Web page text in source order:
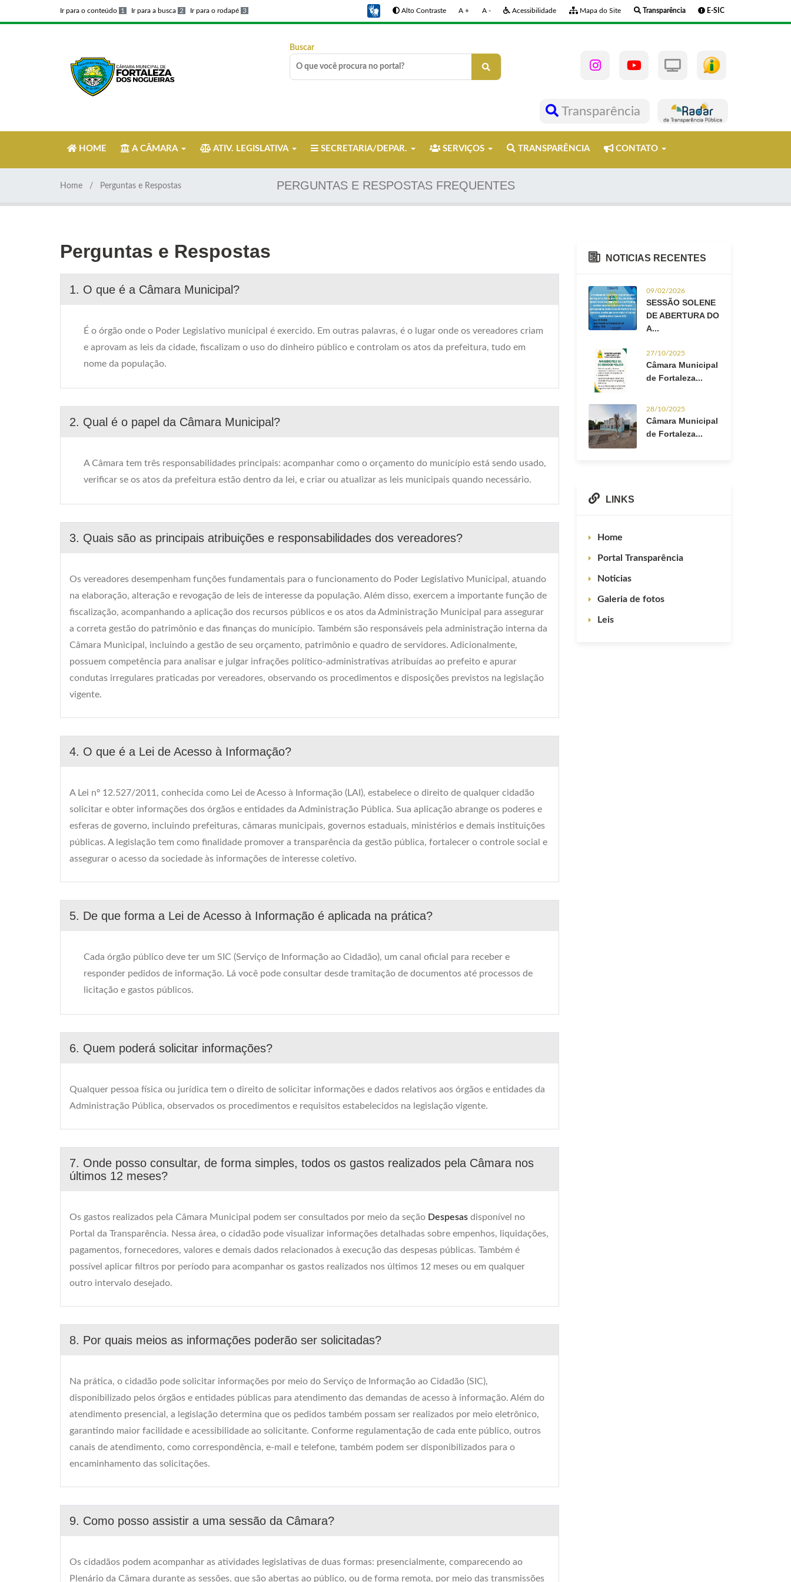
Ir para o conteúdo 1 Ir para a busca 2 Ir para o rodapé 3 Alto Contraste A + A - Acessibilidade Mapa do Site Transparência E-SIC
Buscar
Transparência
HOME A CÂMARA ATIV. LEGISLATIVA SECRETARIA/DEPAR. SERVIÇOS TRANSPARÊNCIA CONTATO
PERGUNTAS E RESPOSTAS FREQUENTES
Home Perguntas e Respostas
Perguntas e Respostas
1. O que é a Câmara Municipal?
É o órgão onde o Poder Legislativo municipal é exercido. Em outras palavras, é o lugar onde os vereadores criam
e aprovam as leis da cidade, fiscalizam o uso do dinheiro público e controlam os atos da prefeitura, tudo em
nome da população.
2. Qual é o papel da Câmara Municipal?
A Câmara tem três responsabilidades principais: acompanhar como o orçamento do município está sendo usado,
verificar se os atos da prefeitura estão dentro da lei, e criar ou atualizar as leis municipais quando necessário.
3. Quais são as principais atribuições e responsabilidades dos vereadores?
Os vereadores desempenham funções fundamentais para o funcionamento do Poder Legislativo Municipal, atuando
na elaboração, alteração e revogação de leis de interesse da população. Além disso, exercem a importante função de
fiscalização, acompanhando a aplicação dos recursos públicos e os atos da Administração Municipal para assegurar
a correta gestão do patrimônio e das finanças do município. Também são responsáveis pela administração interna da
Câmara Municipal, incluindo a gestão de seu orçamento, patrimônio e quadro de servidores. Adicionalmente,
possuem competência para analisar e julgar infrações político-administrativas atribuídas ao prefeito e apurar
condutas irregulares praticadas por vereadores, observando os procedimentos e disposições previstos na legislação
vigente.
4. O que é a Lei de Acesso à Informação?
A Lei nº 12.527/2011, conhecida como Lei de Acesso à Informação (LAI), estabelece o direito de qualquer cidadão
solicitar e obter informações dos órgãos e entidades da Administração Pública. Sua aplicação abrange os poderes e
esferas de governo, incluindo prefeituras, câmaras municipais, governos estaduais, ministérios e demais instituições
públicas. A legislação tem como finalidade promover a transparência da gestão pública, fortalecer o controle social e
assegurar o acesso da sociedade às informações de interesse coletivo.
5. De que forma a Lei de Acesso à Informação é aplicada na prática?
Cada órgão público deve ter um SIC (Serviço de Informação ao Cidadão), um canal oficial para receber e
responder pedidos de informação. Lá você pode consultar desde tramitação de documentos até processos de
licitação e gastos públicos.
6. Quem poderá solicitar informações?
Qualquer pessoa física ou jurídica tem o direito de solicitar informações e dados relativos aos órgãos e entidades da
Administração Pública, observados os procedimentos e requisitos estabelecidos na legislação vigente.
7. Onde posso consultar, de forma simples, todos os gastos realizados pela Câmara nos
últimos 12 meses?
Os gastos realizados pela Câmara Municipal podem ser consultados por meio da seção Despesas disponível no
Portal da Transparência. Nessa área, o cidadão pode visualizar informações detalhadas sobre empenhos, liquidações,
pagamentos, fornecedores, valores e demais dados relacionados à execução das despesas públicas. Também é
possível aplicar filtros por período para acompanhar os gastos realizados nos últimos 12 meses ou em qualquer
outro intervalo desejado.
8. Por quais meios as informações poderão ser solicitadas?
Na prática, o cidadão pode solicitar informações por meio do Serviço de Informação ao Cidadão (SIC),
disponibilizado pelos órgãos e entidades públicas para atendimento das demandas de acesso à informação. Além do
atendimento presencial, a legislação determina que os pedidos também possam ser realizados por meio eletrônico,
garantindo maior facilidade e acessibilidade ao solicitante. Conforme regulamentação de cada ente público, outros
canais de atendimento, como correspondência, e-mail e telefone, também podem ser disponibilizados para o
encaminhamento das solicitações.
9. Como posso assistir a uma sessão da Câmara?
Os cidadãos podem acompanhar as atividades legislativas de duas formas: presencialmente, comparecendo ao
Plenário da Câmara durante as sessões, que são abertas ao público, ou de forma remota, por meio das transmissões
NOTICIAS RECENTES
09/02/2026
SESSÃO SOLENE
DE ABERTURA DO
A...
27/10/2025
Câmara Municipal
de Fortaleza...
28/10/2025
Câmara Municipal
de Fortaleza...
LINKS
Home
Portal Transparência
Noticias
Galeria de fotos
Leis